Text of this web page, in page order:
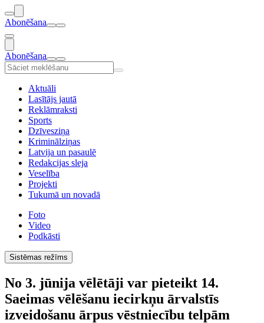
Abonēšana
Abonēšana
Aktuāli
Lasītājs jautā
Reklāmraksti
Sports
Dzīvesziņa
Kriminālziņas
Latvija un pasaulē
Redakcijas sleja
Veselība
Projekti
Tukumā un novadā
Foto
Video
Podkāsti
Sistēmas režīms
No 3. jūnija vēlētāji var pieteikt 14.
Saeimas vēlēšanu iecirkņu ārvalstīs
izveidošanu ārpus vēstniecību telpām